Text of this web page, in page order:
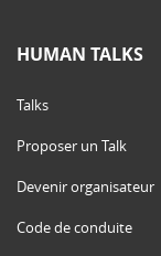
HUMAN TALKS
Talks
Proposer un Talk
Devenir organisateur
Code de conduite